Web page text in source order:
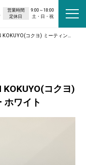
営業時間
9:00～18:00
定休日
土・日・祝
ヨ) ミーティングテーブル グレー ホワイト
KOKUYO(コクヨ)
ホワイト